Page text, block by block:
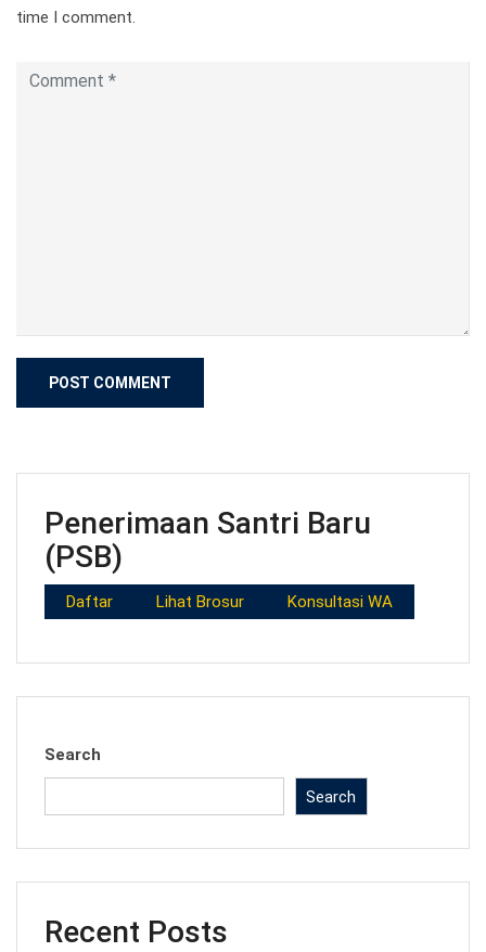
time I comment.
Penerimaan Santri Baru
(PSB)
Daftar Lihat Brosur Konsultasi WA
Search
Search
Recent Posts